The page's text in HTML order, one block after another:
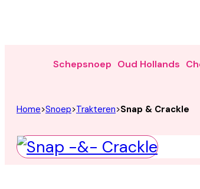
Schepsnoep Oud Hollands
Home>Snoep>Trakteren>Snap & Crackle